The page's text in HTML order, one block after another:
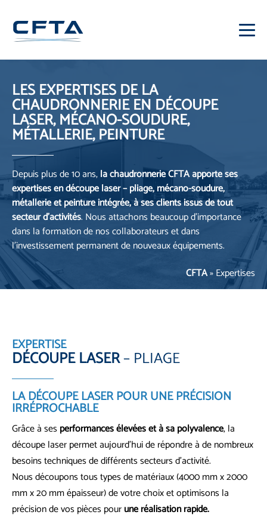
LES EXPERTISES DE LA
CHAUDRONNERIEEN DÉCOUPE
LASER, MÉCANO-SOUDURE,
MÉTALLERIE, PEINTURE
Depuis plus de 10 ans,la chaudronnerie CFTA apporte ses
expertises en découpe laser – pliage, mécano-soudure,
métallerie et peinture intégrée, à ses clients issus de tout
secteur d’activités. Nous attachons beaucoup d’importance
dans la formation de nos collaborateurs et dans
l’investissement permanent de nouveaux équipements.
CFTA»Expertises
EXPERTISE
DÉCOUPE LASER– PLIAGE
LA DÉCOUPE LASERPOUR UNE PRÉCISION
IRRÉPROCHABLE
Grâce à sesperformances élevées et à sa polyvalence, la
découpe laser permet aujourd’hui de répondre à de nombreux
besoins techniques de différents secteurs d’activité.
Nous découpons tous types de matériaux (4000 mm x 2000
mm x 20 mm épaisseur) de votre choix et optimisons la
précision de vos pièces pourune réalisation rapide.